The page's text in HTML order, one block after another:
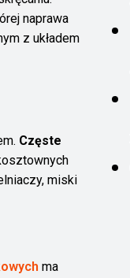
naprawa
z układem
Częste
miski
ma